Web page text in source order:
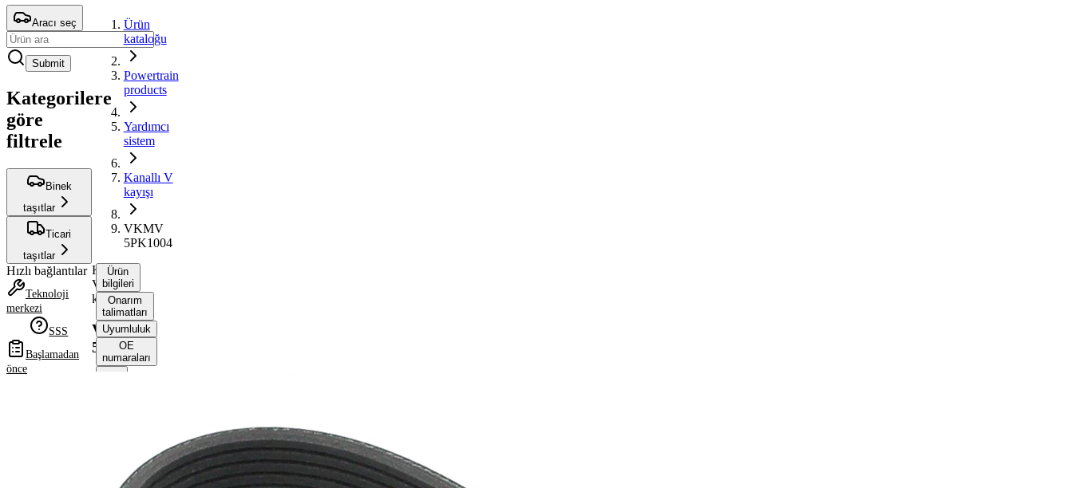
Aracı seç
Submit
Kategorilere
göre
filtrele
Binek
taşıtlar
Ticari
taşıtlar
Hızlı bağlantılar
Teknoloji
merkezi
SSS
Başlamadan
önce
Ürün
kataloğu
Powertrain
products
Yardımcı
sistem
Kanallı V
kayışı
VKMV
5PK1004
Kanallı
V
kayışı
VKMV
5PK1004
Ürün
bilgileri
Onarım
talimatları
Uyumluluk
OE
numaraları
mm
Genişlik
17,80
mm